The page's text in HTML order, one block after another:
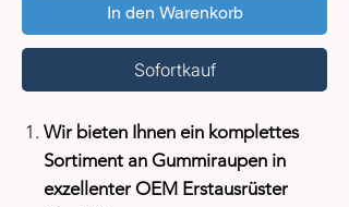
In den Warenkorb
Sofortkauf
Wir bieten Ihnen ein komplettes
Sortiment an Gummiraupen in
exzellenter OEM Erstausrüster